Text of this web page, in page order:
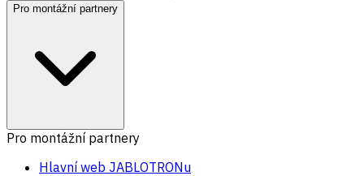
Pro montážní partnery
Pro montážní partnery
Hlavní web JABLOTRONu